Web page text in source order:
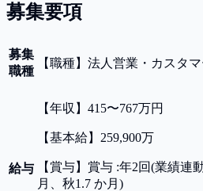
募集要項
募集
職種
【職種】 法人営業・カスタマ
給与
【年収 】 415〜767万円
【基本給】 259,900万
【 賞与】 賞与 :年2回(業績連
月、秋1.7 か月)